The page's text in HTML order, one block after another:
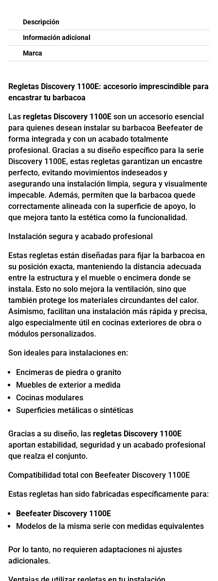
Descripción
Información adicional
Marca
Regletas Discovery 1100E: accesorio imprescindible para
encastrar tu barbacoa
Las regletas Discovery 1100Eson un accesorio esencial
para quienes desean instalar su barbacoa Beefeater de
forma integrada y con un acabado totalmente
profesional. Gracias a su diseño específico para la serie
Discovery 1100E, estas regletas garantizan un encastre
perfecto, evitando movimientos indeseados y
asegurando una instalación limpia, segura y visualmente
impecable. Además, permiten que la barbacoa quede
correctamente alineada con la superficie de apoyo, lo
que mejora tanto la estética como la funcionalidad.
Instalación segura y acabado profesional
Estas regletas están diseñadas para fijar la barbacoa en
su posición exacta, manteniendo la distancia adecuada
entre la estructura y el mueble o encimera donde se
instala. Esto no solo mejora la ventilación, sino que
también protege los materiales circundantes del calor.
Asimismo, facilitan una instalación más rápida y precisa,
algo especialmente útil en cocinas exteriores de obra o
módulos personalizados.
Son ideales para instalaciones en:
Encimeras de piedra o granito
Muebles de exterior a medida
Cocinas modulares
Superficies metálicas o sintéticas
Gracias a su diseño, las regletas Discovery 1100E
aportan estabilidad, seguridad y un acabado profesional
que realza el conjunto.
Compatibilidad total con Beefeater Discovery 1100E
Estas regletas han sido fabricadas específicamente para:
Beefeater Discovery 1100E
Modelos de la misma serie con medidas equivalentes
Por lo tanto, no requieren adaptaciones ni ajustes
adicionales.